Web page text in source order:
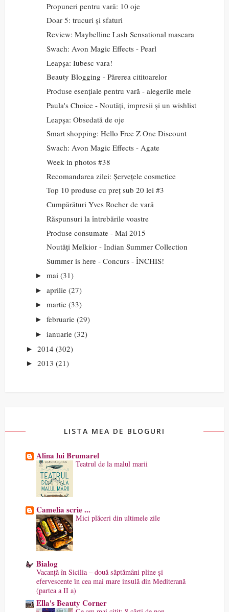
Propuneri pentru vară: 10 oje
Doar 5: trucuri și sfaturi
Review: Maybelline Lash Sensational mascara
Swach: Avon Magic Effects - Pearl
Leapșa: Iubesc vara!
Beauty Blogging - Părerea cititoarelor
Produse esențiale pentru vară - alegerile mele
Paula's Choice - Noutăți, impresii și un wishlist
Leapșa: Obsedată de oje
Smart shopping: Hello Free Z One Discount
Swach: Avon Magic Effects - Agate
Week in photos #38
Recomandarea zilei: Șervețele cosmetice
Top 10 produse cu preț sub 20 lei #3
Cumpărături Yves Rocher de vară
Răspunsuri la întrebările voastre
Produse consumate - Mai 2015
Noutăți Melkior - Indian Summer Collection
Summer is here - Concurs - ÎNCHIS!
► mai (31)
► aprilie (27)
► martie (33)
► februarie (29)
► ianuarie (32)
► 2014 (302)
► 2013 (21)
LISTA MEA DE BLOGURI
Alina lui Brumarel
Teatrul de la malul marii
Camelia scrie ...
Mici plăceri din ultimele zile
Bialog
Vacanță în Sicilia – două săptămâni pline și
efervescente în cea mai mare insulă din Mediterană
(partea a II a)
Ella's Beauty Corner